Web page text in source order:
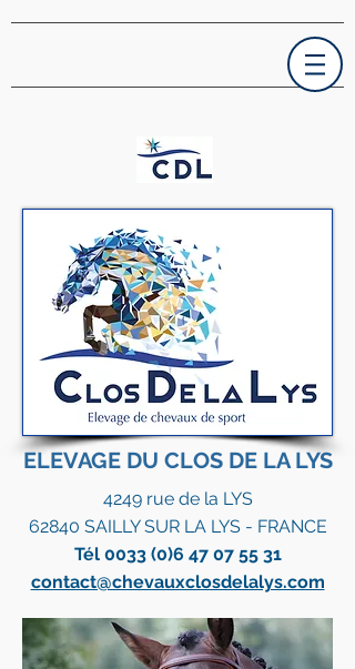
ELEVAGE DU CLOS DE LA LYS
4249 rue de la LYS
62840 SAILLY SUR LA LYS - FRANCE
Tél 0033 (0)6 47 07 55 31
contact@chevauxclosdelalys.com